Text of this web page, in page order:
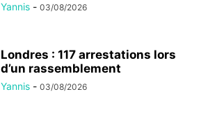
Yannis - 03/08/2026
Londres : 117 arrestations lors
d’un rassemblement
Yannis - 03/08/2026